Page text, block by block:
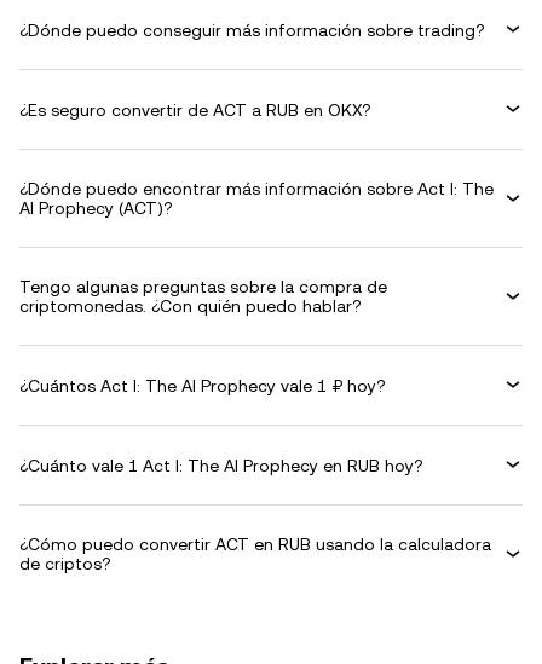
¿Dónde puedo conseguir más información sobre trading?
¿Es seguro convertir de ACT a RUB en OKX?
¿Dónde puedo encontrar más información sobre Act I: The
AI Prophecy (ACT)?
Tengo algunas preguntas sobre la compra de
criptomonedas. ¿Con quién puedo hablar?
¿Cuántos Act I: The AI Prophecy vale 1 ₽ hoy?
¿Cuánto vale 1 Act I: The AI Prophecy en RUB hoy?
¿Cómo puedo convertir ACT en RUB usando la calculadora
de criptos?